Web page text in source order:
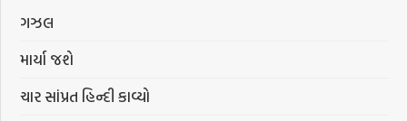
ગઝલ
માર્યા જશે
ચાર સાંપ્રત હિન્દી કાવ્યો